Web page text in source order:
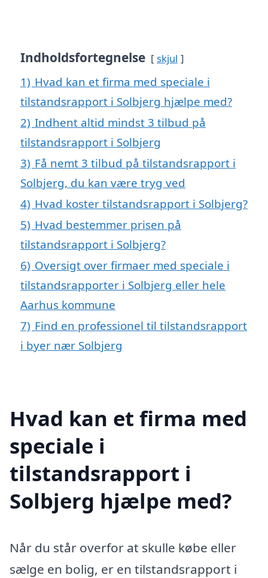
Indholdsfortegnelse skjul
1) Hvad kan et firma med speciale i
tilstandsrapport i Solbjerg hjælpe med?
2) Indhent altid mindst 3 tilbud på
tilstandsrapport i Solbjerg
3) Få nemt 3 tilbud på tilstandsrapport i
Solbjerg, du kan være tryg ved
4) Hvad koster tilstandsrapport i Solbjerg?
5) Hvad bestemmer prisen på
tilstandsrapport i Solbjerg?
6) Oversigt over firmaer med speciale i
tilstandsrapporter i Solbjerg eller hele
Aarhus kommune
7) Find en professionel til tilstandsrapport
i byer nær Solbjerg
Hvad kan et firma med
speciale i
tilstandsrapport i
Solbjerg hjælpe med?
Når du står overfor at skulle købe eller
sælge en bolig, er en tilstandsrapport i